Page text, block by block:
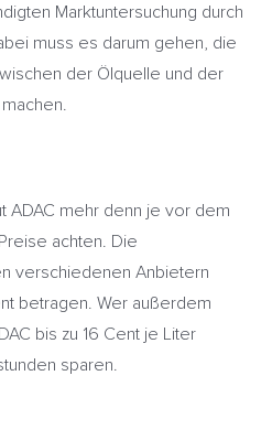
Marktuntersuchung durch
muss es darum gehen, die
der Ölquelle und der
ADAC mehr denn je vor dem
achten. Die
verschiedenen Anbietern
betragen. Wer außerdem
bis zu 16 Cent je Liter
sparen.